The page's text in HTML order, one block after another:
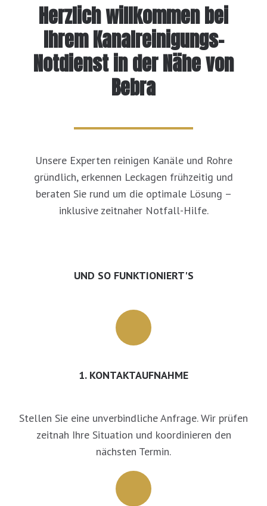
Herzlich willkommen bei
Ihrem Kanalreinigungs-
Notdienst in der Nähe von
Bebra
Unsere Experten reinigen Kanäle und Rohre
gründlich, erkennen Leckagen frühzeitig und
beraten Sie rund um die optimale Lösung –
inklusive zeitnaher Notfall-Hilfe.
UND SO FUNKTIONIERT'S
1. KONTAKTAUFNAHME
Stellen Sie eine unverbindliche Anfrage. Wir prüfen
zeitnah Ihre Situation und koordinieren den
nächsten Termin.